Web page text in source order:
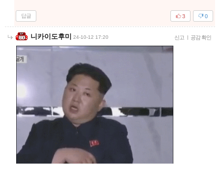
답글 0
3
니카이도후미 24-10-12 17:20 신고 | 공감 확인